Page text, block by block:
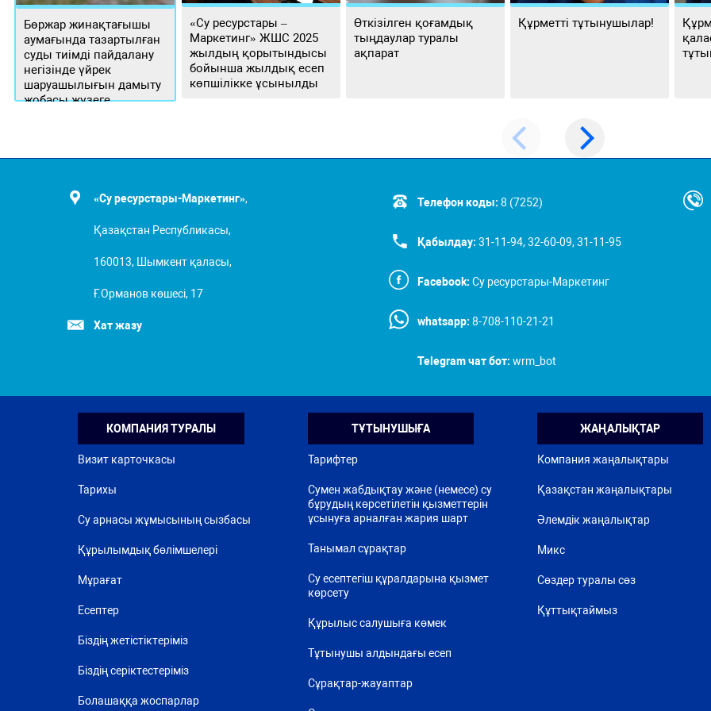
Бөржар жинақтағышы
аумағында тазартылған
суды тиімді пайдалану
негізінде үйрек
шаруашылығын дамыту
жобасы жүзеге
«Су ресурстары –
Маркетинг» ЖШС 2025
жылдың қорытындысы
бойынша жылдық есеп
көпшілікке ұсынылды
Өткізілген қоғамдық
тыңдаулар туралы
ақпарат
Құрметті тұтынушылар!
«Су ресурстары-Маркетинг»,
Қазақстан Республикасы,
160013, Шымкент қаласы,
Ғ.Орманов көшесі, 17
Хат жазу
Телефон коды: 8 (7252)
Қабылдау: 31-11-94, 32-60-09, 31-11-95
Facebook: Су ресурстары-Маркетинг
whatsapp: 8-708-110-21-21
Telegram чат бот: wrm_bot
КОМПАНИЯ ТУРАЛЫ
Визит карточкасы
Тарихы
Су арнасы жұмысының сызбасы
Құрылымдық бөлімшелері
Мұрағат
Есептер
Біздің жетістіктеріміз
Біздің серіктестеріміз
Болашаққа жоспарлар
ТҰТЫНУШЫҒА
Тарифтер
Сумен жабдықтау және (немесе) су
бұрудың көрсетілетін қызметтерін
ұсынуға арналған жария шарт
Танымал сұрақтар
Су есептегіш құралдарына қызмет
көрсету
Құрылыс салушыға көмек
Тұтынушы алдындағы есеп
Сұрақтар-жауаптар
ЖАҢАЛЫҚТАР
Компания жаңалықтары
Қазақстан жаңалықтары
Әлемдік жаңалықтар
Микс
Сөздер туралы сөз
Құттықтаймыз